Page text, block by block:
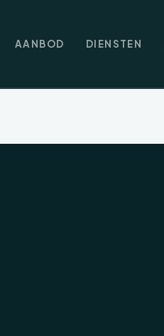
AANBOD DIENSTEN